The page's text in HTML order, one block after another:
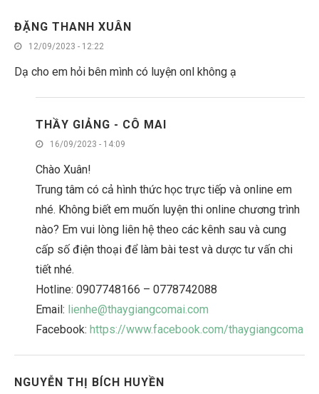
ĐẶNG THANH XUÂN
12/09/2023 - 12:22
Dạ cho em hỏi bên mình có luyện onl không ạ
THẦY GIẢNG - CÔ MAI
16/09/2023 - 14:09
Chào Xuân!
Trung tâm có cả hình thức học trực tiếp và online em
nhé. Không biết em muốn luyện thi online chương trình
nào? Em vui lòng liên hệ theo các kênh sau và cung
cấp số điện thoại để làm bài test và dược tư vấn chi
tiết nhé.
Hotline: 0907748166 – 0778742088
Email: lienhe@thaygiangcomai.com
Facebook: https://www.facebook.com/thaygiangcoma
NGUYỄN THỊ BÍCH HUYỀN